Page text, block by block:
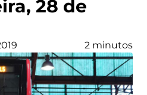
28 de
2 minutos